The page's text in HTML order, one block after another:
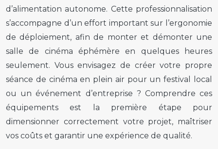
d’alimentation autonome. Cette professionnalisation
s’accompagne d’un effort important sur l’ergonomie
de déploiement, afin de monter et démonter une
salle de cinéma éphémère en quelques heures
seulement. Vous envisagez de créer votre propre
séance de cinéma en plein air pour un festival local
ou un événement d’entreprise ? Comprendre ces
équipements est la première étape pour
dimensionner correctement votre projet, maîtriser
vos coûts et garantir une expérience de qualité.